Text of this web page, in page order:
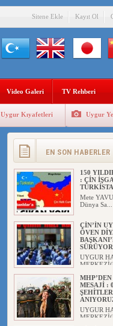
Sitene Ekle Kayıt Ol
Video Galeri TV Rehberi
Uygur Kıyafetleri Uygur
EN SON HABERLER
DİYANET
UYGUR
150
: ÇİN
Mete
Dünya Sa...
ÇİN’İN
ÖVEN
SÜRÜYOR
UYGUR
MESAJİ :
UYGUR